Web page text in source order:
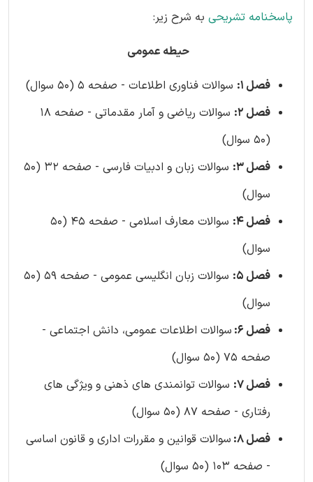
پاسخنامه تشریحی به شرح زیر:
حیطه عمومی
فصل 1:
سوالات فناوری اطلاعات - صفحه 5 (50 سوال)
فصل 2:
سوالات ریاضی و آمار مقدماتی - صفحه 18
(50 سوال)
فصل 3:
سوالات زبان و ادبیات فارسی - صفحه 32 (50
سوال)
فصل 4:
سوالات معارف اسلامی - صفحه 45 (50
سوال)
فصل 5:
سوالات زبان انگلیسی عمومی - صفحه 59 (50
سوال)
فصل 6:
سوالات اطلاعات عمومی، دانش اجتماعی -
صفحه 75 (50 سوال)
فصل 7:
سوالات توانمندی های ذهنی و ویژگی های
رفتاری - صفحه 87 (50 سوال)
فصل 8:
سوالات قوانین و مقررات اداری و قانون اساسی
- صفحه 103 (50 سوال)